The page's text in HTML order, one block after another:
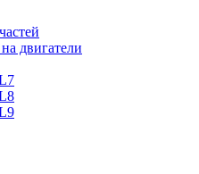
двигатели